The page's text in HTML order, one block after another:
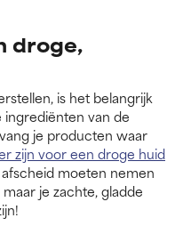
droge,
is het belangrijk
van de
je producten waar
zijn voor een droge huid
moeten nemen
je zachte, gladde